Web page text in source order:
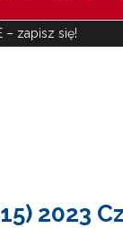
– zapisz się!
2023